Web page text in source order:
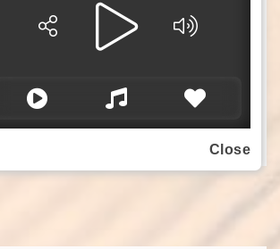
Tencent, Douyin e NetEase
opere di letteratura online, giochi
Close